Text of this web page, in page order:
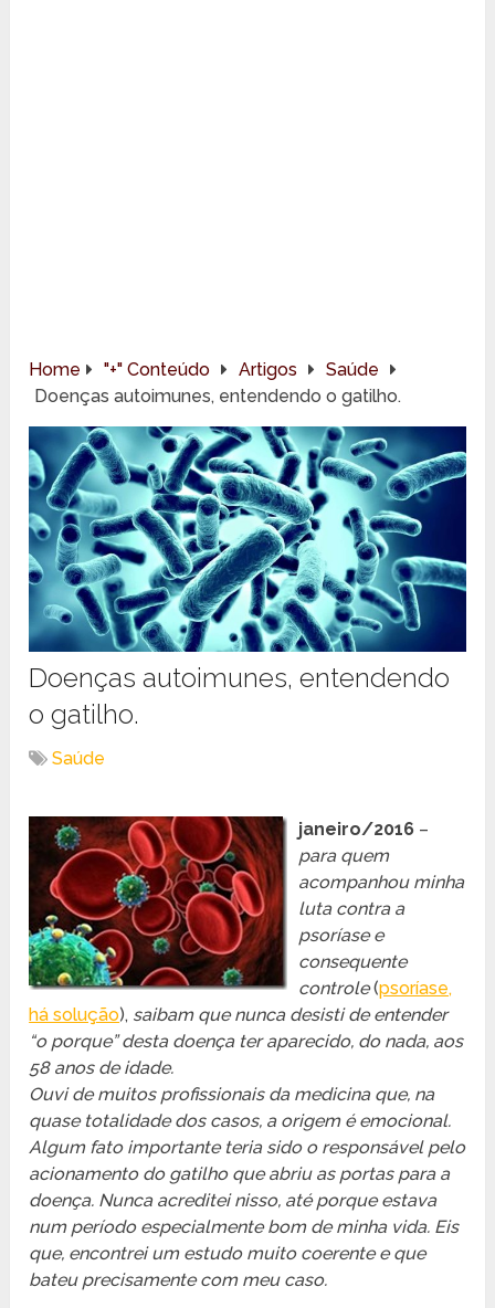
Home "+" Conteúdo Artigos
Saúde
Doenças autoimunes, entendendo o gatilho.
Doenças autoimunes, entendendo
o gatilho.
Saúde
janeiro/2016 –
para quem
acompanhou minha
luta contra a
psoríase e
consequente
controle(psoríase,
há solução), saibam que nunca desisti de entender
“o porque” desta doença ter aparecido, do nada, aos
58 anos de idade.
Ouvi de muitos profissionais da medicina que, na
quase totalidade dos casos, a origem é emocional.
Algum fato importante teria sido o responsável pelo
acionamento do gatilho que abriu as portas para a
doença. Nunca acreditei nisso, até porque estava
num período especialmente bom de minha vida. Eis
que, encontrei um estudo muito coerente e que
bateu precisamente com meu caso.